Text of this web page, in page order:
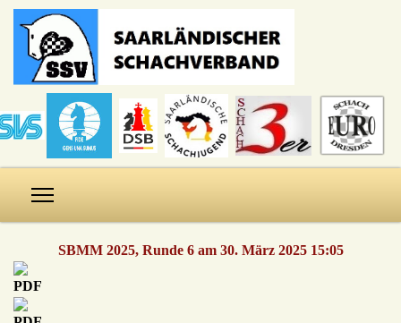
SBMM 2025, Runde 6 am 30. März 2025 15:05